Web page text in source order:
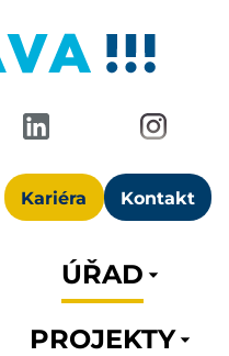
Kariéra Kontakt
ÚŘAD
PROJEKTY